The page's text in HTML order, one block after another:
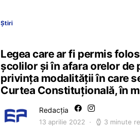
Știri
Legea care ar fi permis
şcolilor şi în afara orelor de
privinţa modalităţii în care
Curtea Constituțională, în
Redacția
13 aprilie 2022 3 minute